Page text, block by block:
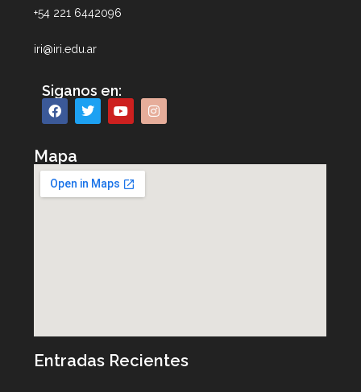
+54 221 6442096
iri@iri.edu.ar
Siganos en:
Mapa
Entradas Recientes